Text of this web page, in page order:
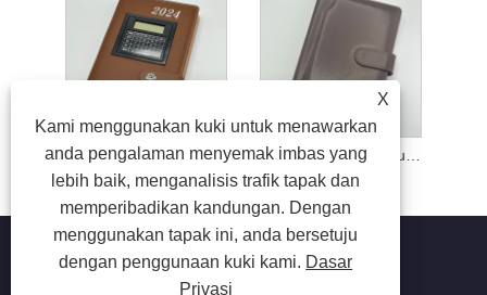
2024 Notebook Rancangan Mingguan
X
Kami menggunakan kuki untuk menawarkan
anda pengalaman menyemak imbas yang
lebih baik, menganalisis trafik tapak dan
memperibadikan kandungan. Dengan
menggunakan tapak ini, anda bersetuju
dengan penggunaan kuki kami. Dasar
Privasi